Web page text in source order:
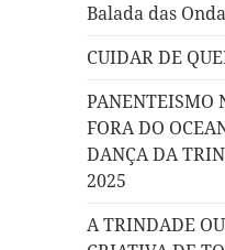
Balada das
CUIDAR DE
PANENTEISMO
FORA DO
DANÇA DA
2025
A TRINDADE